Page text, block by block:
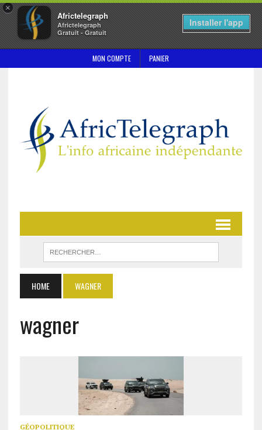
×
Africtelegraph
Africtelegraph
Gratuit - Gratuit
Installer l'app
MON COMPTE PANIER
HOME WAGNER
wagner
GÉOPOLITIQUE